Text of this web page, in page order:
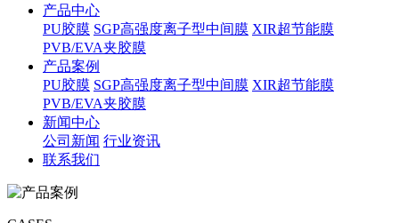
产品中心
PU胶膜 SGP高强度离子型中间膜 XIR超节能膜
PVB/EVA夹胶膜
产品案例
PU胶膜 SGP高强度离子型中间膜 XIR超节能膜
PVB/EVA夹胶膜
新闻中心
公司新闻 行业资讯
联系我们